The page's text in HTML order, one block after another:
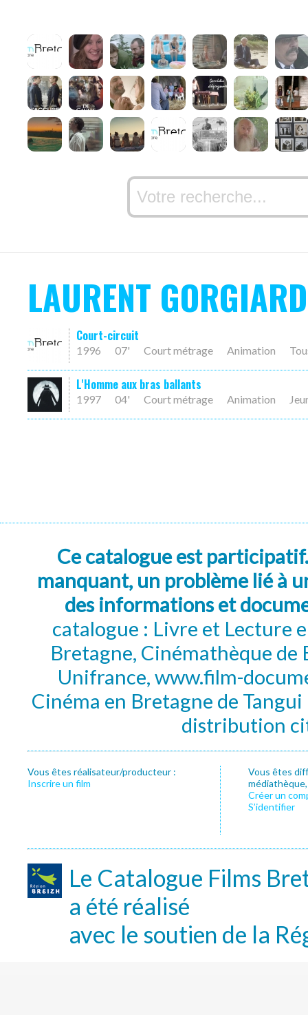
LAURENT GORGIARD
Court-circuit
1996 07' Court métrage Animation
L'Homme aux bras ballants
1997 04' Court métrage Animation
Ce catalogue est
manquant, un problème lié à
des informations et
catalogue : Livre et Lecture
Bretagne, Cinémathèque de
Unifrance, www.film-
Cinéma en Bretagne de
distribution
Vous êtes réalisateur/producteur :
Inscrire un film
Vous êtes
Créer un
S’identifier
Le Catalogue Films
a été réalisé
avec le soutien de la